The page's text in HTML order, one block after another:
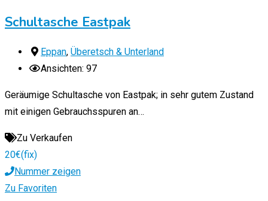
Schultasche Eastpak
Eppan, Überetsch & Unterland
Ansichten: 97
Geräumige Schultasche von Eastpak; in sehr gutem Zustand
mit einigen Gebrauchsspuren an…
Zu Verkaufen
20€(fix)
Nummer zeigen
Zu Favoriten